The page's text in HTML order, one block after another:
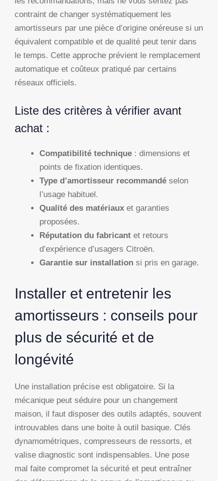
contraint de changer systématiquement les
amortisseurs par une pièce d’origine onéreuse si un
équivalent compatible et de qualité peut tenir dans
le temps. Cette approche prévient le remplacement
automatique et coûteux pratiqué par certains
réseaux officiels.
Liste des critères à vérifier avant
achat :
Compatibilité technique : dimensions et
points de fixation identiques.
Type d’amortisseur recommandé selon
l’usage habituel.
Qualité des matériaux et garanties
proposées.
Réputation du fabricant et retours
d’expérience d’usagers Citroën.
Garantie sur installation si pris en garage.
Installer et entretenir les
amortisseurs : conseils pour
plus de sécurité et de
longévité
Une installation précise est obligatoire. Si la
mécanique peut séduire pour un changement
maison, il faut disposer des outils adaptés, souvent
introuvables dans une boite à outil basique. Clés
dynamométriques, compresseurs de ressorts, et
valise diagnostic sont indispensables. Une pose
mal faite compromet la sécurité et peut entraîner